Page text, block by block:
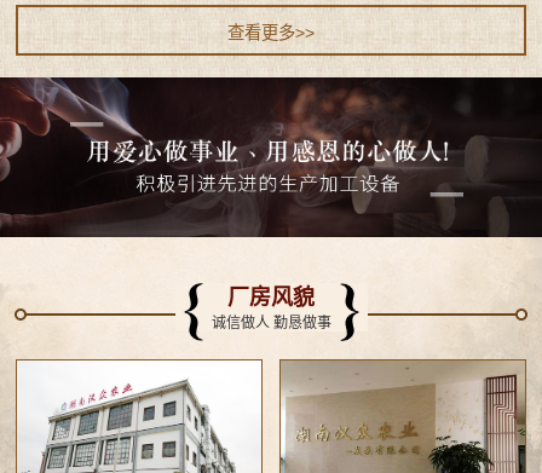
查看更多>>
厂房风貌
诚信做人 勤恳做事